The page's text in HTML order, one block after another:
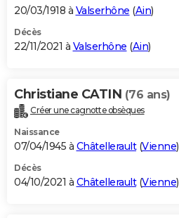
20/03/1918 à Valserhône (Ain)
Décès
22/11/2021 à Valserhône (Ain)
Christiane CATIN (76 ans)
Créer une cagnotte obsèques
Naissance
07/04/1945 à Châtellerault(Vienne)
Décès
04/10/2021 à Châtellerault(Vienne)